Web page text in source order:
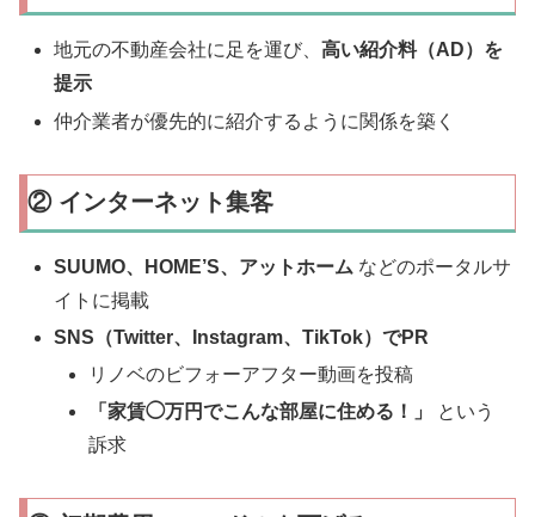
地元の不動産会社に足を運び、 高い紹介料（AD）を
提示
仲介業者が優先的に紹介するように関係を築く
② インターネット集客
SUUMO、HOME’S、アットホーム などのポータルサ
イトに掲載
SNS（Twitter、Instagram、TikTok）でPR
リノベのビフォーアフター動画を投稿
「家賃◯万円でこんな部屋に住める！」
という
訴求